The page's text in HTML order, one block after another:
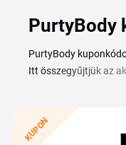
PurtyBody
PurtyBody
Itt összegyűjtjük az
aktiválásával a
kaphatsz, így a
KUPON